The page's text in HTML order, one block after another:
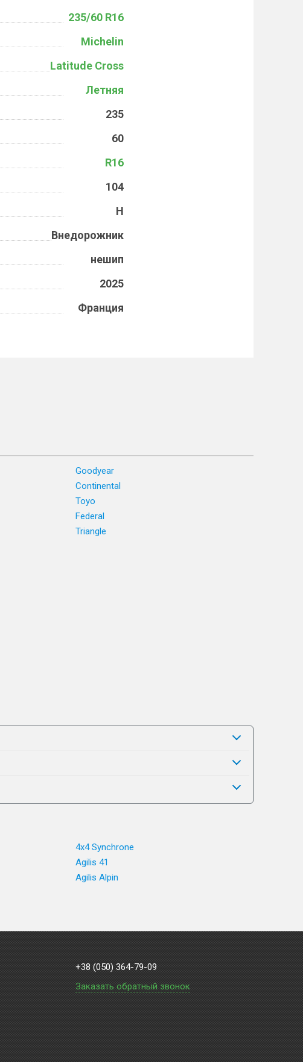
235/60 R16
Michelin
Latitude Cross
Летняя
235
60
R16
104
H
Внедорожник
нешип
2025
Франция
Goodyear
Continental
Toyo
Federal
Triangle
4x4 Synchrone
Agilis 41
Agilis Alpin
+38 (050) 364-79-09
Заказать обратный звонок